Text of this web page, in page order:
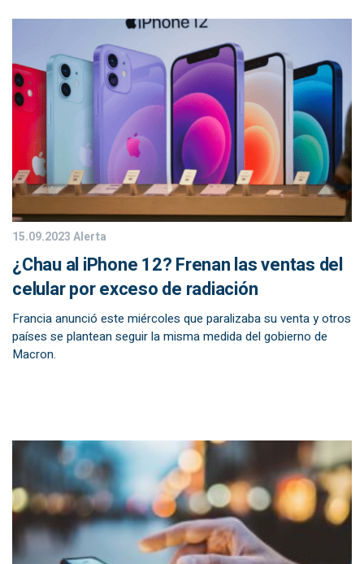
15.09.2023Alerta
¿Chau al iPhone 12? Frenan las ventas del
celular por exceso de radiación
Francia anunció este miércoles que paralizaba su venta y otros
países se plantean seguir la misma medida del gobierno de
Macron.